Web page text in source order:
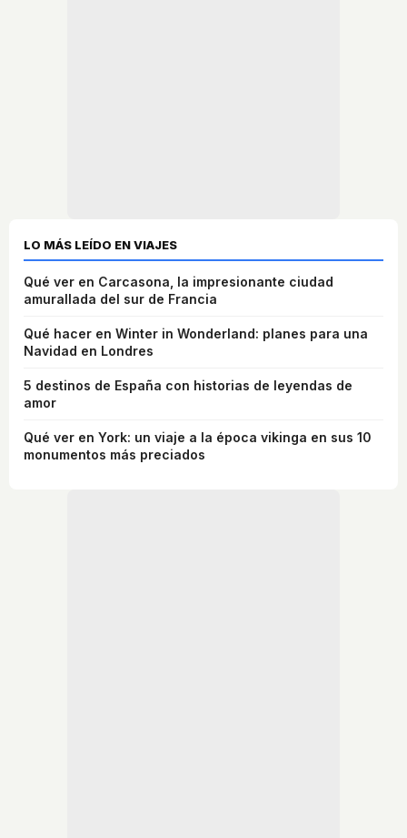
LO MÁS LEÍDO EN VIAJES
Qué ver en Carcasona, la impresionante ciudad
amurallada del sur de Francia
Qué hacer en Winter in Wonderland: planes para una
Navidad en Londres
5 destinos de España con historias de leyendas de
amor
Qué ver en York: un viaje a la época vikinga en sus 10
monumentos más preciados